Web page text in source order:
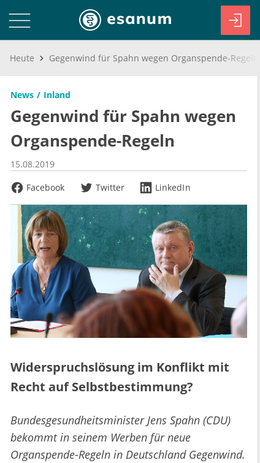
Heute Gegenwind für Spahn wegen Organspende-Regeln
News Inland
Gegenwind für Spahn wegen
Organspende-Regeln
15.08.2019
Facebook
Twitter LinkedIn
Widerspruchslösung im Konflikt mit
Recht auf Selbstbestimmung?
Bundesgesundheitsminister Jens Spahn (CDU)
bekommt in seinem Werben für neue
Organspende-Regeln in Deutschland Gegenwind.